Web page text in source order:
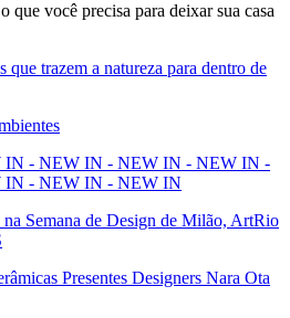
que você precisa para deixar sua casa
que trazem a natureza para dentro de
- NEW IN - NEW IN - NEW IN -
- NEW IN - NEW IN
na Semana de Design de Milão, ArtRio
Presentes Designers Nara Ota